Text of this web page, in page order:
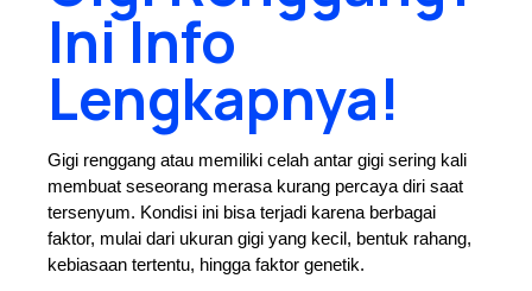
Lengkapnya!
Ini Info
Lengkapnya!
Gigi renggang atau memiliki celah antar gigi sering kali
membuat seseorang merasa kurang percaya diri saat
tersenyum. Kondisi ini bisa terjadi karena berbagai
faktor, mulai dari ukuran gigi yang kecil, bentuk rahang,
kebiasaan tertentu, hingga faktor genetik.